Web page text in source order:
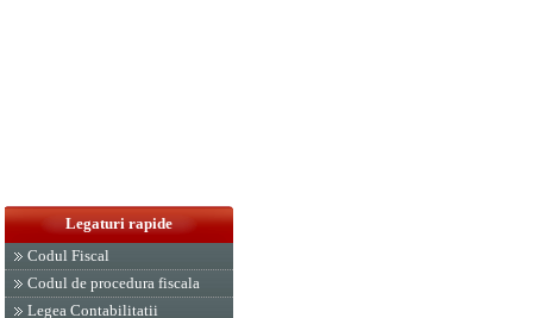
Legaturi rapide
Codul Fiscal
Codul de procedura fiscala
Legea Contabilitatii